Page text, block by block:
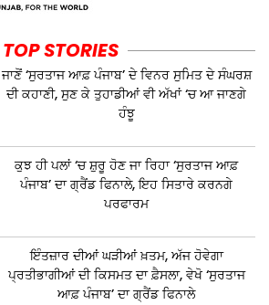
TOP STORIES
ਜਾਣੋਂ ‘ਸੁਰਤਾਜ ਆਫ਼ ਪੰਜਾਬ’ ਦੇ ਵਿਨਰ ਸੁਮਿਤ ਦੇ ਸੰਘਰਸ਼
ਦੀ ਕਹਾਣੀ, ਸੁਣ ਕੇ ਤੁਹਾਡੀਆਂ ਵੀ ਅੱਖਾਂ ‘ਚ ਆ ਜਾਣਗੇ
ਹੰਝੂ
ਕੁਝ ਹੀ ਪਲਾਂ ‘ਚ ਸ਼ੁਰੂ ਹੋਣ ਜਾ ਰਿਹਾ ‘ਸੁਰਤਾਜ ਆਫ਼
ਪੰਜਾਬ’ ਦਾ ਗ੍ਰੈਂਡ ਫਿਨਾਲੇ, ਇਹ ਸਿਤਾਰੇ ਕਰਨਗੇ
ਪਰਫਾਰਮ
ਇੰਤਜ਼ਾਰ ਦੀਆਂ ਘੜੀਆਂ ਖ਼ਤਮ, ਅੱਜ ਹੋਵੇਗਾ
ਪ੍ਰਤੀਭਾਗੀਆਂ ਦੀ ਕਿਸਮਤ ਦਾ ਫ਼ੈਸਲਾ, ਵੇਖੋ ‘ਸੁਰਤਾਜ
ਆਫ਼ ਪੰਜਾਬ’ ਦਾ ਗ੍ਰੈਂਡ ਫਿਨਾਲੇ